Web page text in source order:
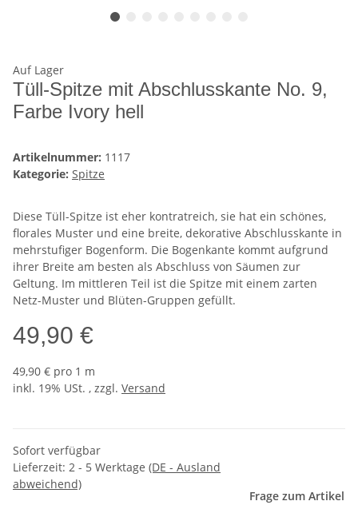
Auf Lager
Tüll-Spitze mit Abschlusskante No. 9,
Farbe Ivory hell
Artikelnummer: 1117
Kategorie: Spitze
Diese Tüll-Spitze ist eher kontratreich, sie hat ein schönes,
florales Muster und eine breite, dekorative Abschlusskante in
mehrstufiger Bogenform. Die Bogenkante kommt aufgrund
ihrer Breite am besten als Abschluss von Säumen zur
Geltung. Im mittleren Teil ist die Spitze mit einem zarten
Netz-Muster und Blüten-Gruppen gefüllt.
49,90 €
49,90 € pro 1 m
inkl. 19% USt. , zzgl. Versand
Sofort verfügbar
Lieferzeit: 2 - 5 Werktage (DE - Ausland
abweichend)
Frage zum Artikel